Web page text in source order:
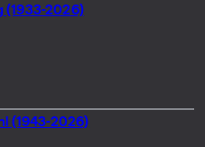
(1933-2026)
(1943-2026)